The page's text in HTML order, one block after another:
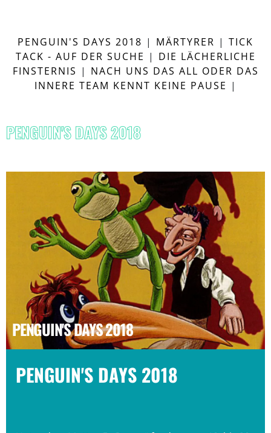
PENGUIN'S DAYS 2018 | MÄRTYRER | TICK
TACK - AUF DER SUCHE | DIE LÄCHERLICHE
FINSTERNIS | NACH UNS DAS ALL ODER DAS
INNERE TEAM KENNT KEINE PAUSE |
PENGUIN'S DAYS 2018
PENGUIN'S DAYS 2018
PENGUIN'S DAYS 2018